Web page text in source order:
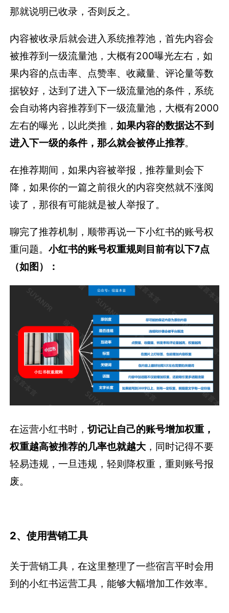
那就说明已收录，否则反之。
内容被收录后就会进入系统推荐池，首先内容会
被推荐到一级流量池，大概有200曝光左右，如
果内容的点击率、点赞率、收藏量、评论量等数
据较好，达到了进入下一级流量池的条件，系统
会自动将内容推荐到下一级流量池，大概有2000
左右的曝光，以此类推，如果内容的数据达不到
进入下一级的条件，那么就会被停止推荐。
在推荐期间，如果内容被举报，推荐量则会下
降，如果你的一篇之前很火的内容突然就不涨阅
读了，那很有可能就是被人举报了。
聊完了推荐机制，顺带再说一下小红书的账号权
重问题。小红书的账号权重规则目前有以下7点
（如图）：
在运营小红书时，切记让自己的账号增加权重，
权重越高被推荐的几率也就越大 ，同时记得不要
轻易违规，一旦违规，轻则降权重，重则账号报
废。
2、使用营销工具
关于营销工具，在这里整理了一些宿言平时会用
到的小红书运营工具，能够大幅增加工作效率。